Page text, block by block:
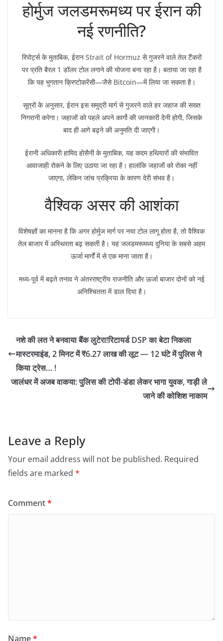
होर्मुज जलडमरूमध्य पर ईरान की
नई रणनीति?
रिपोर्ट्स के मुताबिक, ईरान Strait of Hormuz से गुजरने वाले तेल टैंकरों
पर प्रति बैरल 1 डॉलर टोल लगाने की योजना बना रहा है। बताया जा रहा है
कि यह भुगतान क्रिप्टोकरेंसी—जैसे Bitcoin—में लिया जा सकता है।
सूत्रों के अनुसार, ईरान इस समुद्री मार्ग से गुजरने वाले हर जहाज की सख्त
निगरानी करेगा। जहाजों को पहले अपने कार्गो की जानकारी देनी होगी, जिसके
बाद ही आगे बढ़ने की अनुमति दी जाएगी।
ईरानी अधिकारी हामिद होसैनी के मुताबिक, यह कदम हथियारों की संभावित
आवाजाही रोकने के लिए उठाया जा रहा है। हालांकि जहाजों को रोका नहीं
जाएगा, लेकिन जांच प्रक्रिया के कारण देरी संभव है।
वैश्विक असर की आशंका
विशेषज्ञों का मानना है कि अगर होर्मुज मार्ग पर नया टोल लागू होता है, तो वैश्विक
तेल बाजार में अस्थिरता बढ़ सकती है। यह जलडमरूमध्य दुनिया के सबसे अहम
ऊर्जा मार्गों में से एक माना जाता है।
मध्य-पूर्व में बढ़ते तनाव ने अंतरराष्ट्रीय राजनीति और ऊर्जा बाजार दोनों को नई
अनिश्चितता में डाल दिया है।
नशे की लत ने बनवाया बैंक लुटेरा!रिटायर्ड DSP का बेटा निकला
मास्टरमाइंड, 2 मिनट में ₹6.27 लाख की लूट — 12 घंटे में पुलिस ने
किया ट्रेस… !
जालंधर में अजब वाकया: पुलिस की टोपी-डंडा लेकर भागा युवक, गाड़ी ले
जाने की कोशिश नाकाम
Leave a Reply
Your email address will not be published. Required
fields are marked *
Comment*
Name*